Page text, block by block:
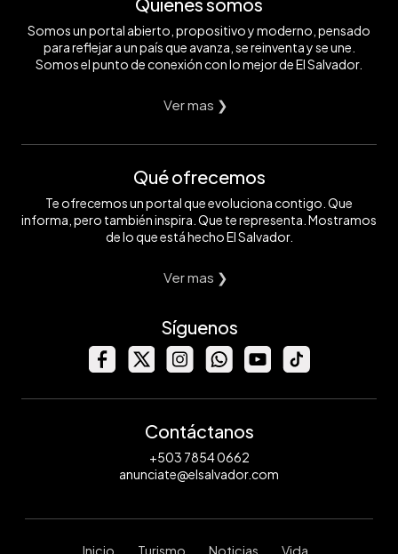
Somos un portal abierto, propositivo y moderno, pensado
para reflejar a un país que avanza, se reinventa y se une.
Somos el punto de conexión con lo mejor de El Salvador.
Ver mas ❯
Qué ofrecemos
Te ofrecemos un portal que evoluciona contigo. Que
informa, pero también inspira. Que te representa. Mostramos
de lo que está hecho El Salvador.
Ver mas ❯
Síguenos
Contáctanos
+503 7854 0662
anunciate@elsalvador.com
Inicio Turismo Noticias Vida